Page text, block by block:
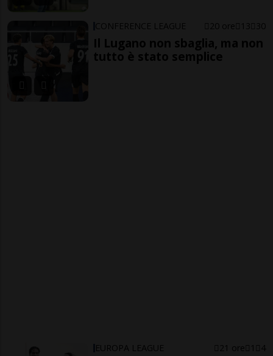
CONFERENCE LEAGUE 20 ore 13 30
Il Lugano non sbaglia, ma non
tutto è stato semplice
EUROPA LEAGUE 21 ore 1 4